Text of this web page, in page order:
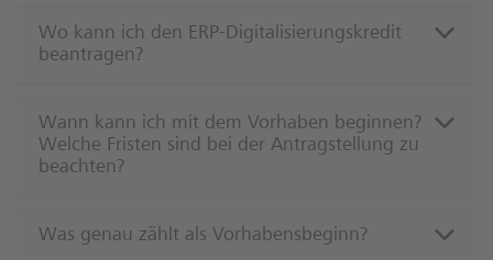
Wo kann ich den ERP-Digitalisierungskredit
beantragen?
Wann kann ich mit dem Vorhaben beginnen?
Welche Fristen sind bei der Antragstellung zu
beachten?
Was genau zählt als Vorhabensbeginn?